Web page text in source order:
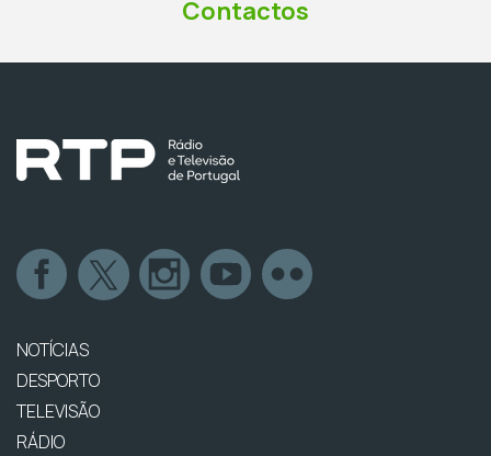
Contactos
NOTÍCIAS
DESPORTO
TELEVISÃO
RÁDIO